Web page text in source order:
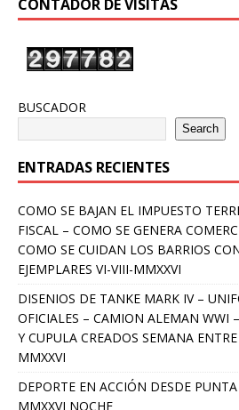
CONTADOR DE VISITAS
BUSCADOR
Search
ENTRADAS RECIENTES
COMO SE BAJAN EL IMPUESTO
FISCAL – COMO SE GENERA
COMO SE CUIDAN LOS BARRIOS
EJEMPLARES VI-VIII-MMXXVI
DISENIOS DE TANKE MARK IV –
OFICIALES – CAMION ALEMAN WWI
Y CUPULA CREADOS SEMANA
MMXXVI
DEPORTE EN ACCIÓN DESDE
MMXXVI NOCHE